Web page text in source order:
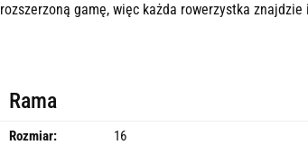
rozszerzoną gamę, więc każda rowerzystka
Rama
Rozmiar:
16